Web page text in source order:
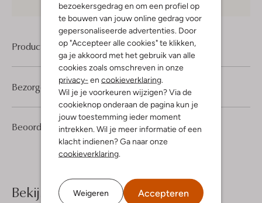
bezoekersgedrag en om een profiel op
te bouwen van jouw online gedrag voor
gepersonaliseerde advertenties. Door
op "Accepteer alle cookies" te klikken,
ga je akkoord met het gebruik van alle
cookies zoals omschreven in onze
privacy- en cookieverklaring.
Wil je je voorkeuren wijzigen? Via de
cookieknop onderaan de pagina kun je
jouw toestemming ieder moment
intrekken. Wil je meer informatie of een
klacht indienen? Ga naar onze
cookieverklaring.
Weigeren Accepteren
Product informatie
Beoordelingen (3) 4/5
3
4
Sterren
Bezorgen & retourneren
Bekijk meer